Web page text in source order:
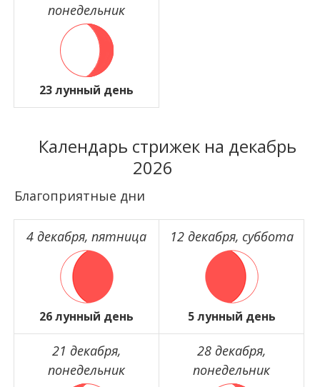
понедельник
23 лунный день
Календарь стрижек на декабрь
2026
Благоприятные дни
4 декабря, пятница
26 лунный день
12 декабря, суббота
5 лунный день
21 декабря,
понедельник
28 декабря,
понедельник